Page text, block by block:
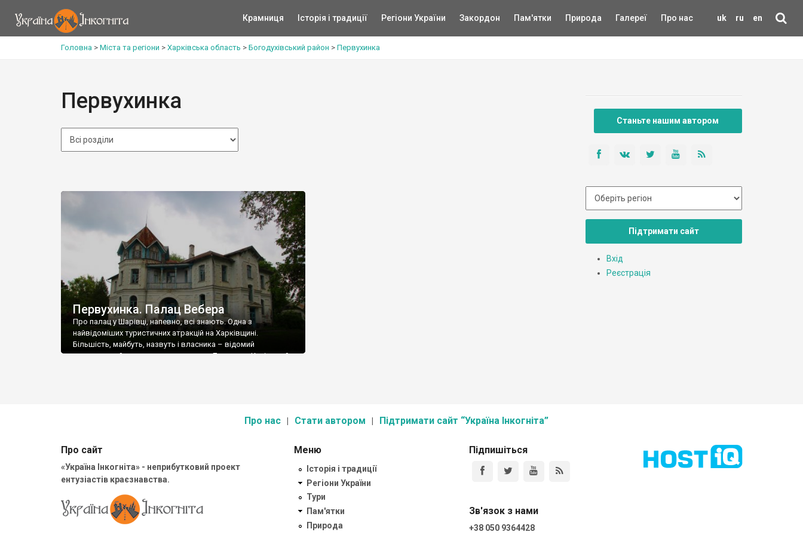
uk ru en
Крамниця Історія і традиції Регіони України Закордон Пам'ятки Природа Галереї Про нас
Головна > Міста та регіони > Харківська область > Богодухівський район > Первухинка
Первухинка
Первухинка. Палац Вебера
Про палац у Шарівці, напевно, всі знають. Одна з
найвідоміших туристичних атракцій на Харківщині.
Більшість, майбуть, назвуть і власника – відомий
промисловий магнат, цукрозаводчик Леопольд Кеніг, який
Станьте нашим автором
Підтримати сайт
Вхід
Реєстрація
Про нас Стати автором Підтримати сайт “Україна Інкогніта”
Про сайт
«Україна Інкогніта» - неприбутковий проект
ентузіастів краєзнавства.
Меню
Історія і традиції
Регіони України
Тури
Пам'ятки
Природа
Підпишіться
Зв'язок з нами
+38 050 9364428